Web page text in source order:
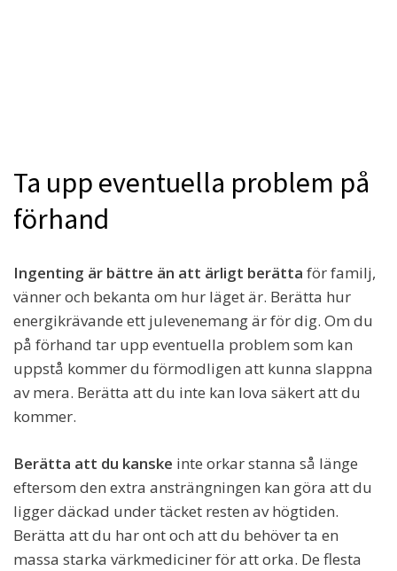
Ta upp eventuella problem på
förhand
Ingenting är bättre än att ärligt berätta för familj,
vänner och bekanta om hur läget är. Berätta hur
energikrävande ett julevenemang är för dig. Om du
på förhand tar upp eventuella problem som kan
uppstå kommer du förmodligen att kunna slappna
av mera. Berätta att du inte kan lova säkert att du
kommer.
Berätta att du kanske inte orkar stanna så länge
eftersom den extra ansträngningen kan göra att du
ligger däckad under täcket resten av högtiden.
Berätta att du har ont och att du behöver ta en
massa starka värkmediciner för att orka. De flesta